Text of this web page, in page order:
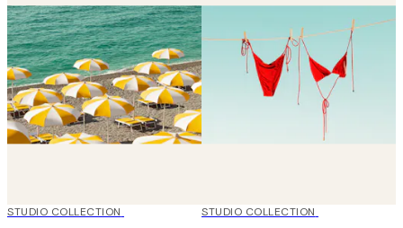
50%*
STUDIO COLLECTION 50%*
STUDIO COLLECTION